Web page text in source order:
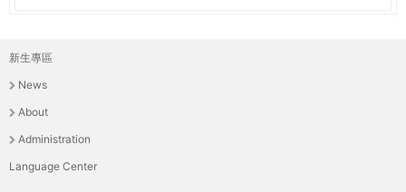
主
選
單
新生專區
News
About
Administration
Language Center